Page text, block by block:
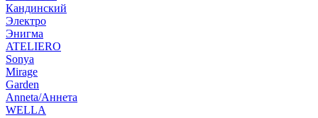
Кандинский
Электро
Энигма
ATELIERO
Sonya
Mirage
Garden
Anneta/Аннета
WELLA